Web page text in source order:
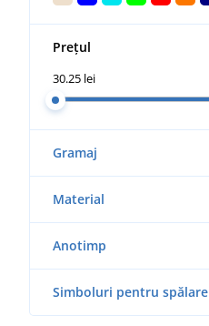
Prețul
30.25 lei
Gramaj
Material
Anotimp
Simboluri pentru spălare